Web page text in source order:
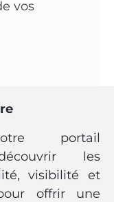
vos
portail
les
visibilité et
offrir une